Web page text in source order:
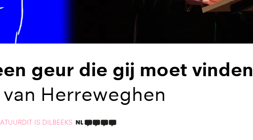
geur die gij moet vinden
Herreweghen
DIT IS DILBEEKS 4 TAALICONEN